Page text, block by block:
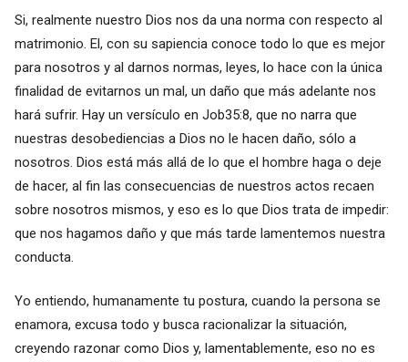
Si, realmente nuestro Dios nos da una norma con respecto al
matrimonio. El, con su sapiencia conoce todo lo que es mejor
para nosotros y al darnos normas, leyes, lo hace con la única
finalidad de evitarnos un mal, un daño que más adelante nos
hará sufrir. Hay un versículo en Job35:8, que no narra que
nuestras desobediencias a Dios no le hacen daño, sólo a
nosotros. Dios está más allá de lo que el hombre haga o deje
de hacer, al fin las consecuencias de nuestros actos recaen
sobre nosotros mismos, y eso es lo que Dios trata de impedir:
que nos hagamos daño y que más tarde lamentemos nuestra
conducta.
Yo entiendo, humanamente tu postura, cuando la persona se
enamora, excusa todo y busca racionalizar la situación,
creyendo razonar como Dios y, lamentablemente, eso no es